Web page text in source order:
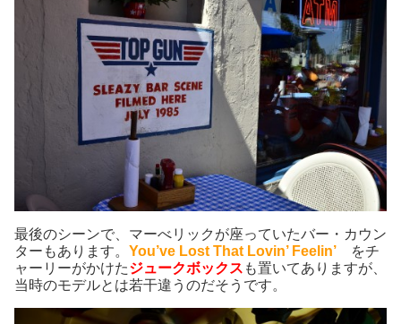
最後のシーンで、マーべリックが座っていたバー・カウン
ターもあります。 You’ve Lost That Lovin’ Feelin’ をチ
ャーリーがかけたジュークボックス も置いてありますが、
当時のモデルとは若干違うのだそうです。